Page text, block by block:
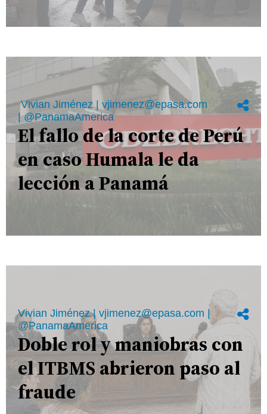
Vivian Jiménez | vjimenez@epasa.com
| @PanamaAmerica
El fallo de la corte de Perú
en caso Humala le da
lección a Panamá
Vivian Jiménez | vjimenez@epasa.com |
@PanamaAmerica
Doble rol y maniobras con
el ITBMS abrieron paso al
fraude